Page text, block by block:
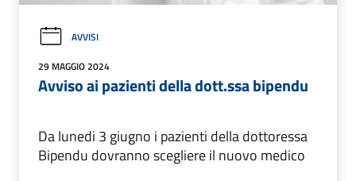
AVVISI
29 MAGGIO 2024
Avviso ai pazienti della dott.ssa bipendu
Da lunedi 3 giugno i pazienti della dottoressa
Bipendu dovranno scegliere il nuovo medico